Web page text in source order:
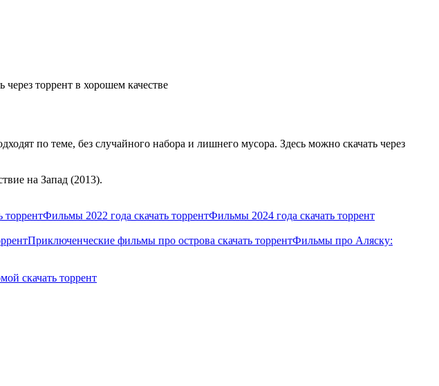
торрент в хорошем качестве
по теме, без случайного набора и лишнего мусора. Здесь можно скачать через
на Запад (2013).
торрентФильмы 2022 года скачать торрентФильмы 2024 года скачать торрент
Приключенческие фильмы про острова скачать торрентФильмы про Аляску:
скачать торрент